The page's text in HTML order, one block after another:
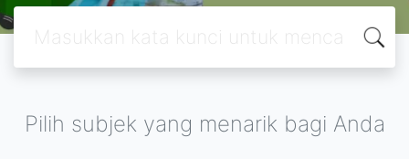
Pilih subjek yang menarik bagi Anda